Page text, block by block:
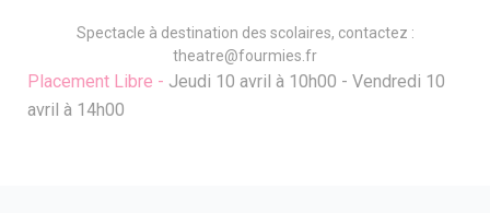
Spectacle à destination des scolaires, contactez :
theatre@fourmies.fr
Placement Libre - Jeudi 10 avril à 10h00 - Vendredi 10
avril à 14h00